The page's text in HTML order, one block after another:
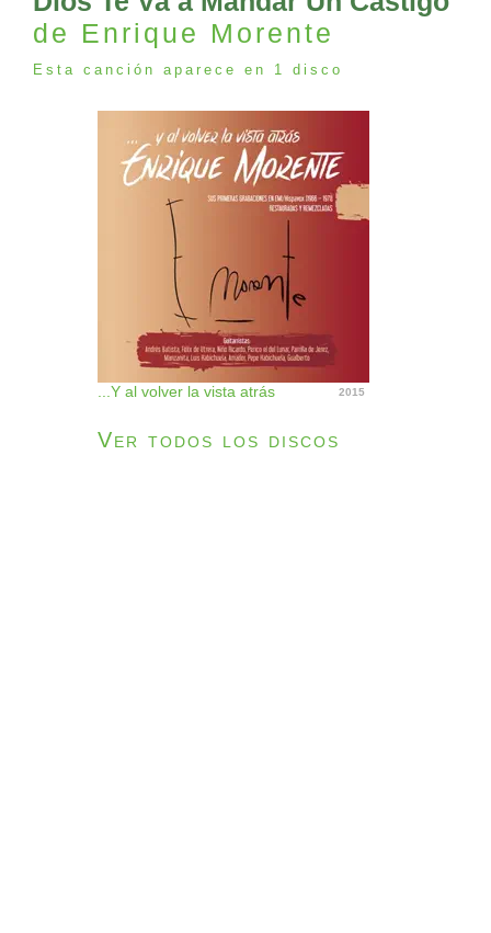
de Enrique Morente
Esta canción aparece en 1 disco
...Y al volver la vista atrás 2015
Ver todos los discos